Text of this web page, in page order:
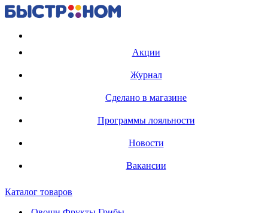
Акции
Журнал
Сделано в магазине
Программы лояльности
Новости
Вакансии
Каталог товаров